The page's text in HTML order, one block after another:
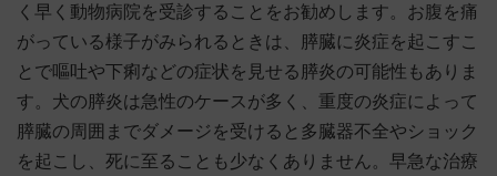
く早く動物病院を受診することをお勧めします。お腹を痛
がっている様子がみられるときは、膵臓に炎症を起こすこ
とで嘔吐や下痢などの症状を見せる膵炎の可能性もありま
す。犬の膵炎は急性のケースが多く、重度の炎症によって
膵臓の周囲までダメージを受けると多臓器不全やショック
を起こし、死に至ることも少なくありません。早急な治療